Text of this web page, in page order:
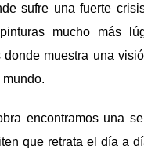
sufre una fuerte
mucho más
muestra una
encontramos una
que retrata el día a